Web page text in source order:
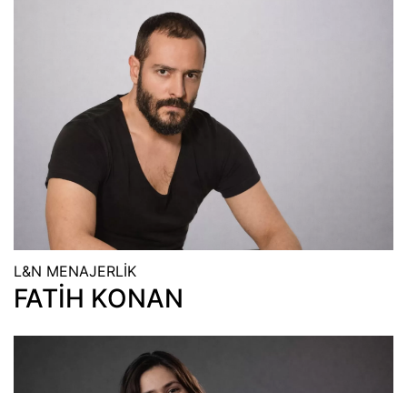
L&N MENAJERLİK
FATİH KONAN